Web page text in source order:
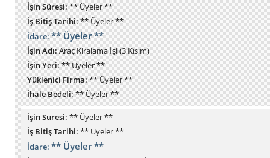
İşin Süresi:** Üyeler **
İş Bitiş Tarihi:** Üyeler **
İdare:** Üyeler **
İşin Adı:Araç Kiralama İşi (3 Kısım)
İşin Yeri:** Üyeler **
Yüklenici Firma:** Üyeler **
İhale Bedeli:** Üyeler **
İşin Süresi: ** Üyeler **
İş Bitiş Tarihi: ** Üyeler **
İdare: ** Üyeler **